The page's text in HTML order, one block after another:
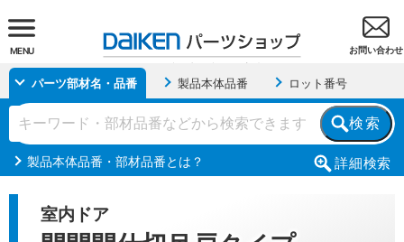
お問い合わせ
MENU
パーツ部材名・品番 製品本体品番 ロット番号
検索
詳細検索
製品本体品番・部材品番とは？
室内ドア